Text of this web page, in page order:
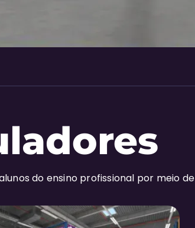
do ensino profissional por meio de